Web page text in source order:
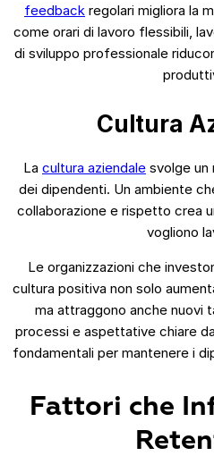
feedback regolari migliora la
come orari di lavoro flessibili,
di sviluppo professionale
Cultura
La cultura aziendale svolge un
dei dipendenti. Un ambiente
collaborazione e rispetto crea
vogliono
Le organizzazioni che
cultura positiva non solo
ma attraggono anche nuovi
processi e aspettative chiare
fondamentali per mantenere i
Fattori che